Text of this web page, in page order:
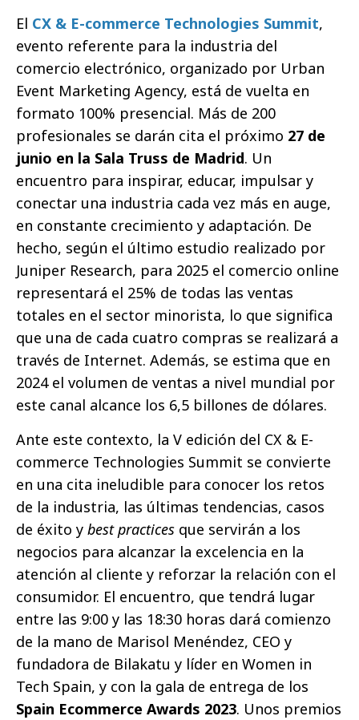
El CX & E-commerce Technologies Summit,
evento referente para la industria del
comercio electrónico, organizado por Urban
Event Marketing Agency, está de vuelta en
formato 100% presencial. Más de 200
profesionales se darán cita el próximo 27 de
junio en la Sala Truss de Madrid. Un
encuentro para inspirar, educar, impulsar y
conectar una industria cada vez más en auge,
en constante crecimiento y adaptación. De
hecho, según el último estudio realizado por
Juniper Research, para 2025 el comercio online
representará el 25% de todas las ventas
totales en el sector minorista, lo que significa
que una de cada cuatro compras se realizará a
través de Internet. Además, se estima que en
2024 el volumen de ventas a nivel mundial por
este canal alcance los 6,5 billones de dólares.
Ante este contexto, la V edición del CX & E-
commerce Technologies Summit se convierte
en una cita ineludible para conocer los retos
de la industria, las últimas tendencias, casos
de éxito y best practices que servirán a los
negocios para alcanzar la excelencia en la
atención al cliente y reforzar la relación con el
consumidor. El encuentro, que tendrá lugar
entre las 9:00 y las 18:30 horas dará comienzo
de la mano de Marisol Menéndez, CEO y
fundadora de Bilakatu y líder en Women in
Tech Spain, y con la gala de entrega de los
Spain Ecommerce Awards 2023. Unos premios